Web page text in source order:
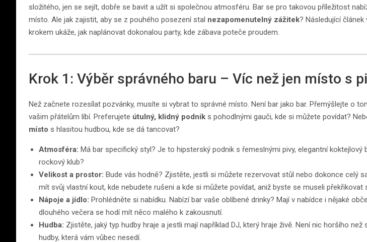
složitého, jen se sejít, dobře se bavit a užít si společnou atmosféru. Bar se pro takovou příležitost
místo. Ale jak zajistit, aby se z pouhého posezení stal nezapomenutelný zážitek? Následující článek
krokem ukáže, jak naplánovat dokonalou party, kde zábava poteče proudem.
Krok 1: Výběr správného baru – Víc než jen místo s
Než začnete rozesílat pozvánky, musíte si vybrat to správné místo. Není bar jako bar. Přemýšlejte o
vašim přátelům líbí. Preferujete útulný, klidný podnik s pohodlnými gauči, kde si můžete povídat?
místo s hlasitou hudbou, kde se dá tancovat?
Atmosféra: Má bar specifický styl? Je to hipsterský podnik s řemeslnými pivy, elegantní koktejlový
rockový klub?
Velikost a prostor: Bude vás hodně? Zjistěte, jestli si můžete rezervovat stůl nebo dokonce celý
mít svůj vlastní kout, kde nebudete rušeni a kde si můžete povídat, aniž byste se museli překřikovat
Nápoje a jídlo: Prohlédněte si nabídku. Nabízí bar vaše oblíbené drinky? Mají v nabídce i nějaké
dlouhého večera se hodí mít něco malého k zakousnutí.
Hudba: Zjistěte, jaký typ hudby hraje a jestli mají například DJ, který hraje živě. Není nic horšího než
hudby, která vám vůbec nesedí.